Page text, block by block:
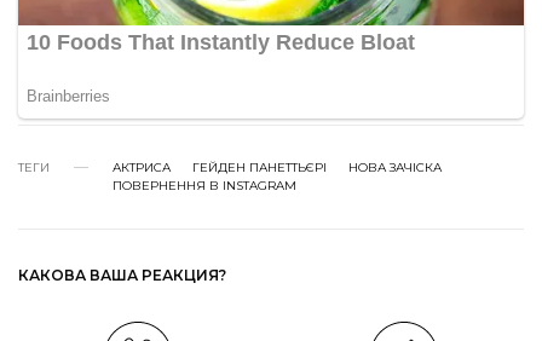
ТЕГИ АКТРИСА ГЕЙДЕН ПАНЕТТЬЄРІ
НОВА ЗАЧІСКА
ПОВЕРНЕННЯ В INSTAGRAM
КАКОВА ВАША РЕАКЦИЯ?